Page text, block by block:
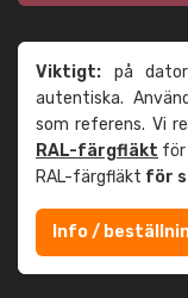
Viktigt: på
autentiska.
som referens. Vi
RAL-färgfläkt för
RAL-färgfläkt för
Info /